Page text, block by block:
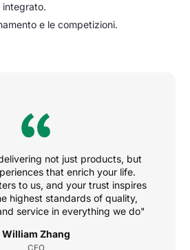
integrato.
e le competizioni.
not just products, but
that enrich your life.
to us, and your trust inspires
highest standards of quality,
service in everything we do"
William Zhang
CEO